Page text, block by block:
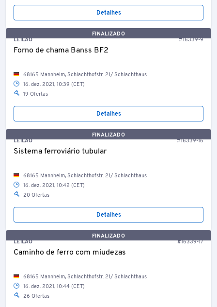
Detalhes
FINALIZADO
LEILÃO
#16339-9
Forno de chama Banss BF2
68165 Mannheim, Schlachthofstr. 21/ Schlachthaus
16. dez. 2021, 10:39 (CET)
19 Ofertas
Detalhes
FINALIZADO
LEILÃO
#16339-16
Sistema ferroviário tubular
68165 Mannheim, Schlachthofstr. 21/ Schlachthaus
16. dez. 2021, 10:42 (CET)
20 Ofertas
Detalhes
FINALIZADO
LEILÃO
#16339-17
Caminho de ferro com miudezas
68165 Mannheim, Schlachthofstr. 21/ Schlachthaus
16. dez. 2021, 10:44 (CET)
26 Ofertas